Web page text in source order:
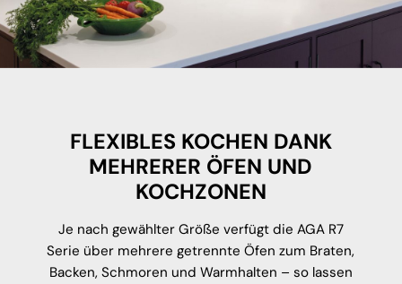
FLEXIBLES KOCHEN DANK
MEHRERER ÖFEN UND
KOCHZONEN
Je nach gewählter Größe verfügt die AGA R7
Serie über mehrere getrennte Öfen zum Braten,
Backen, Schmoren und Warmhalten – so lassen